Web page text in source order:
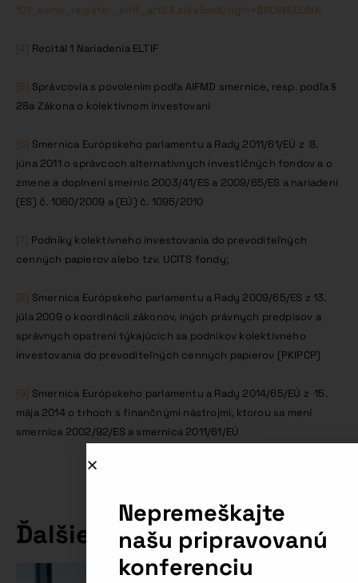
101_esma_register_eltif_art33.xlsx&wdOrigin=BROWSELINK
[4] Recitál 1 Nariadenia ELTIF
[5] Správcovia s povolením podľa AIFMD smernice, resp. podľa §
28a Zákona o kolektívnom investovaní
[6] Smernica Európskeho parlamentu a Rady 2011/61/EÚ z 8.
júna 2011 o správcoch alternatívnych investičných fondov a o
zmene a doplnení smerníc 2003/41/ES a 2009/65/ES a nariadení
(ES) č. 1060/2009 a (EÚ) č. 1095/2010
[7] Podniky kolektívneho investovania do prevoditeľných
cenných papierov alebo tzv. UCITS fondy;
[8] Smernica Európskeho parlamentu a Rady 2009/65/ES z 13.
júla 2009 o koordinácii zákonov, iných právnych predpisov a
správnych opatrení týkajúcich sa podnikov kolektívneho
investovania do prevoditeľných cenných papierov (PKIPCP)
[9] Smernica Európskeho parlamentu a Rady 2014/65/EÚ z 15.
mája 2014 o trhoch s finančnými nástrojmi, ktorou sa mení
smernica 2002/92/ES a smernica 2011/61/EÚ
Ďalšie články
Nepremeškajte
našu pripravovanú
konferenciu